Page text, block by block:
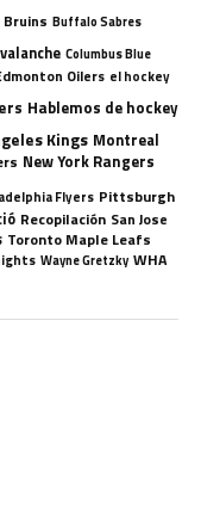
Buffalo Sabres
Columbus Blue
Oilers el hockey
Hablemos de hockey
Kings Montreal
New York Rangers
Flyers Pittsburgh
Recopilación San Jose
Toronto Maple Leafs
Wayne Gretzky WHA